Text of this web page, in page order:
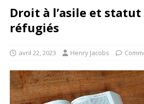
Droit à l’asile et statut
réfugiés
avril 22, 2023 Henry Jacobs